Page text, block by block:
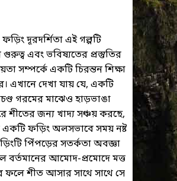
দূরদর্শিতা এই গল্পটি
গুরুত্ব এবং ভবিষ্যতের প্রস্তুতির
সম্পর্কে একটি চিরন্তন শিক্ষা
এখানে দেখা যায় যে, একটি
গরমের মাঝেও হাড়ভাঙা
শীতের জন্য খাদ্য সঞ্চয় করছে,
ফড়িং অলসভাবে সময় নষ্ট
পিঁপড়ের সতর্কতা অবজ্ঞা
বর্তমানের আমোদ-প্রমোদে মত্ত
ফলে শীত আসার সাথে সাথে সে